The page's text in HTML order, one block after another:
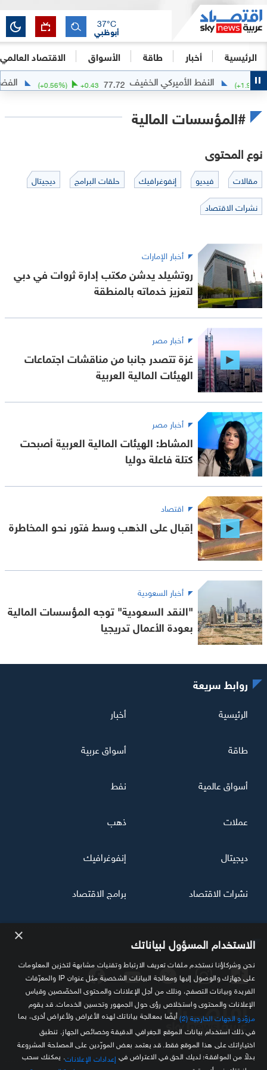
الرئيسية أخبار طاقة الأسواق الاقتصاد العالمي
أبوظبي
37°C
(+1.97 النفط الأميركي الخفيف 77.72
+0.43
(+0.56%) الفضة
#المؤسسات المالية
نوع المحتوى
مقالات فيديو إنفوغرافيك حلقات البرامج
ديجيتال
نشرات الاقتصاد
أخبار الإمارات
روتشيلد يدشن مكتب إدارة ثروات في دبي
لتعزيز خدماته بالمنطقة
أخبار مصر
غزة تتصدر جانبا من مناقشات اجتماعات
الهيئات المالية العربية
أخبار مصر
المشاط: الهيئات المالية العربية أصبحت
كتلة فاعلة دوليا
اقتصاد
إقبال على الذهب وسط فتور نحو المخاطرة
أخبار السعودية
"النقد السعودية" توجه المؤسسات المالية
بعودة الأعمال تدريجيا
تابعنا
مصدرك الموثوق للمعلومة الاقتصادية
روابط سريعة
الرئيسية أخبار
طاقة أسواق عربية
أسواق عالمية نفط
عملات ذهب
ديجيتال إنفوغرافيك
نشرات الاقتصاد برامج الاقتصاد
× الاستخدام المسؤول لبياناتك
نحن وشركاؤنا نستخدم ملفات تعريف الارتباط وتقنيات مشابهة لتخزين المعلومات
على جهازك والوصول إليها ومعالجة البيانات الشخصية مثل عنوان IP والمعرّفات
الفريدة وبيانات التصفح، وذلك من أجل الإعلانات والمحتوى المخصّصين وقياس
الإعلانات والمحتوى واستخلاص رؤى حول الجمهور وتحسين الخدمات. قد يقوم
مزوّدو الجهات الخارجية (2)
أيضًا بمعالجة بياناتك لهذه الأغراض ولأغراض أخرى، بما
في ذلك استخدام بيانات الموقع الجغرافي الدقيقة وخصائص الجهاز. تنطبق
اختياراتك على هذا الموقع فقط. قد يعتمد بعض المورّدين على المصلحة المشروعة
بدلاً من الموافقة؛ لديك الحق في الاعتراض في إعدادات الإعلانات . يمكنك سحب